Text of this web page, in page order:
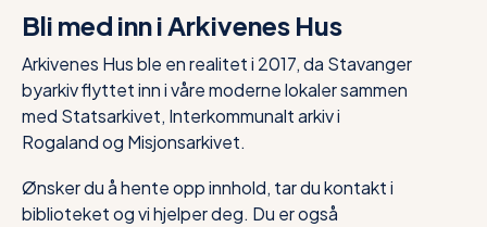
Bli med inn i Arkivenes Hus
Arkivenes Hus ble en realitet i 2017, da Stavanger
byarkiv flyttet inn i våre moderne lokaler sammen
med Statsarkivet, Interkommunalt arkiv i
Rogaland og Misjonsarkivet.
Ønsker du å hente opp innhold, tar du kontakt i
biblioteket og vi hjelper deg. Du er også